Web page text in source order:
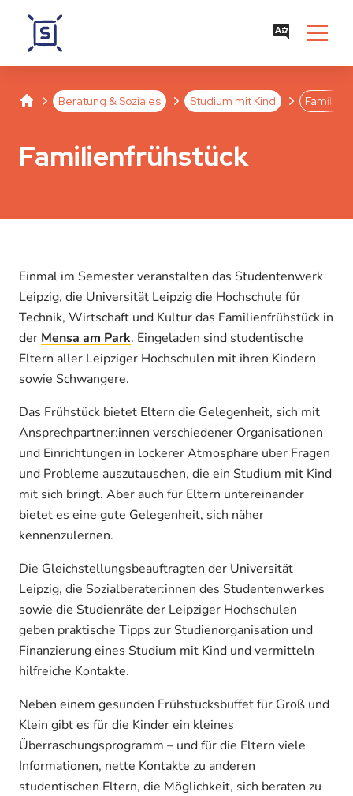
Studentenwerk Leipzig
SeparatorBeratung & Soziales
Separator Studium mit Kind
Separator
Familienfrühstück
Einmal im Semester veranstalten das Studentenwerk
Leipzig, die Universität Leipzig die Hochschule für
Technik, Wirtschaft und Kultur das Familienfrühstück in
der Mensa am Park. Eingeladen sind studentische
Eltern aller Leipziger Hochschulen mit ihren Kindern
sowie Schwangere.
Das Frühstück bietet Eltern die Gelegenheit, sich mit
Ansprechpartner:innen verschiedener Organisationen
und Einrichtungen in lockerer Atmosphäre über Fragen
und Probleme auszutauschen, die ein Studium mit Kind
mit sich bringt. Aber auch für Eltern untereinander
bietet es eine gute Gelegenheit, sich näher
kennenzulernen.
Die Gleichstellungsbeauftragten der Universität
Leipzig, die Sozialberater:innen des Studentenwerkes
sowie die Studienräte der Leipziger Hochschulen
geben praktische Tipps zur Studienorganisation und
Finanzierung eines Studium mit Kind und vermitteln
hilfreiche Kontakte.
Neben einem gesunden Frühstücksbuffet für Groß und
Klein gibt es für die Kinder ein kleines
Überraschungsprogramm – und für die Eltern viele
Informationen, nette Kontakte zu anderen
studentischen Eltern, die Möglichkeit, sich beraten zu